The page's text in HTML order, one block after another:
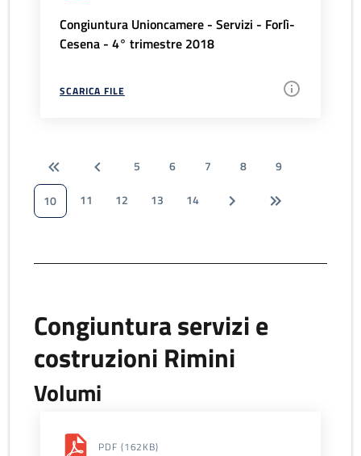
Congiuntura Unioncamere - Servizi - Forlì-
Cesena - 4° trimestre 2018
SCARICA FILE
5 6 7 8
9
10
11 12 13 14
Congiuntura servizi e
costruzioni Rimini
Volumi
PDF (162KB)